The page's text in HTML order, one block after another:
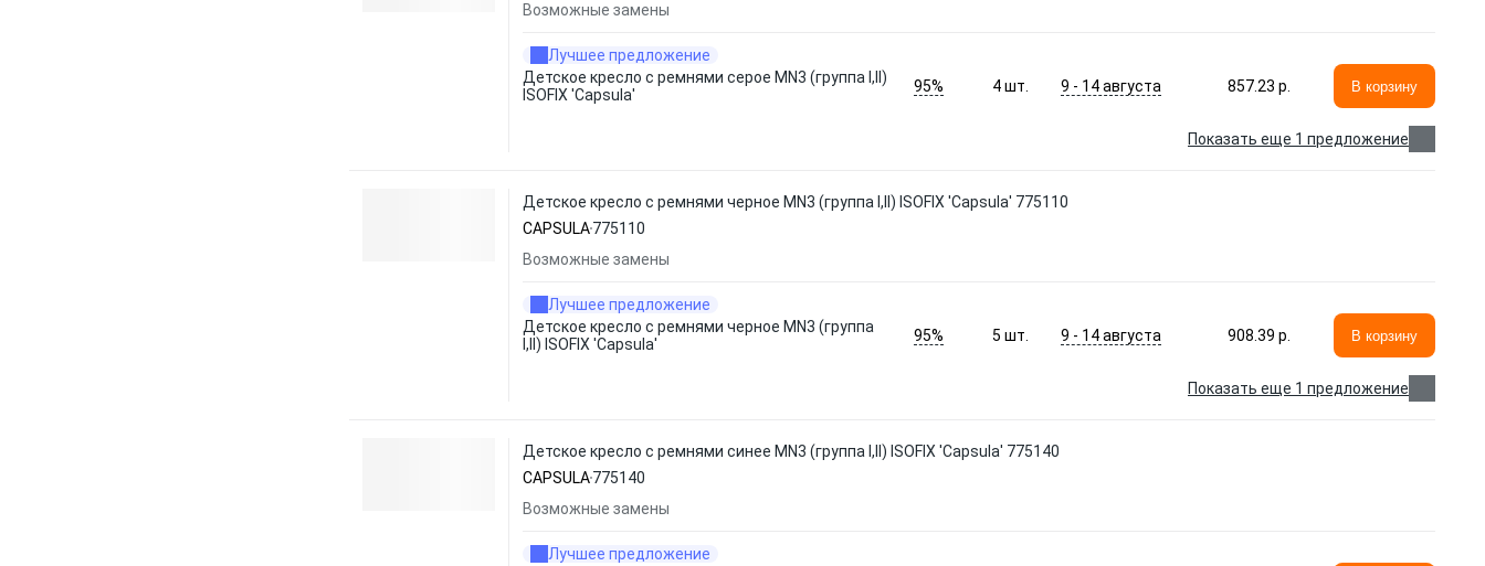
Возможные замены
Лучшее предложение
Детское кресло с ремнями серое MN3 (группа I,II)
ISOFIX 'Capsula'
95% 4шт. 9 - 14 августа 857.23 p. В корзину
Показать еще 1 предложение
Детское кресло с ремнями черное MN3 (группа I,II) ISOFIX 'Capsula' 775110
CAPSULA775110
Возможные замены
Лучшее предложение
Детское кресло с ремнями черное MN3 (группа
I,II) ISOFIX 'Capsula'
95% 5шт. 9 - 14 августа 908.39 p. В корзину
Показать еще 1 предложение
Детское кресло с ремнями синее MN3 (группа I,II) ISOFIX 'Capsula' 775140
CAPSULA775140
Возможные замены
Лучшее предложение